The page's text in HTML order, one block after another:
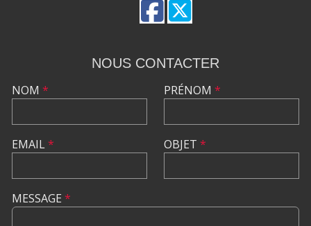
NOUS CONTACTER
NOM *
EMAIL*
PRÉNOM *
OBJET *
MESSAGE *